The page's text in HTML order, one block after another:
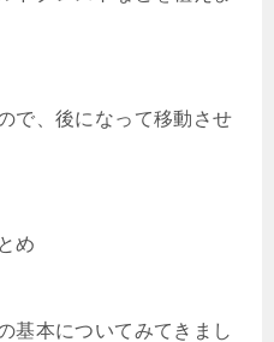
で、後になって移動させ
め
基本についてみてきまし